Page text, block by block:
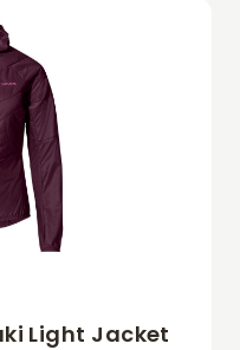
Light Jacket